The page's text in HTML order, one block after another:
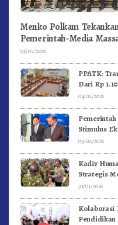
Menko Polkam
Pemerintah-Media
05/02/2026
PPATK:
Dari Rp
04/02/2026
Stimulus
03/02/2026
Kadiv
Strategis
dan NKRI
31/01/2026
Kolaborasi
Pendidikan